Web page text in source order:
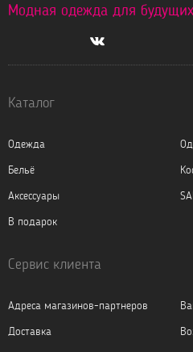
Модная одежда для
Каталог
Одежда
Бельё
Аксессуары
В подарок
Сервис клиента
Адреса магазинов-партнеров
Доставка